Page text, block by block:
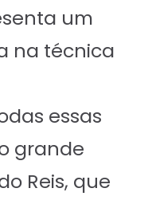
um
na técnica
essas
grande
Reis, que